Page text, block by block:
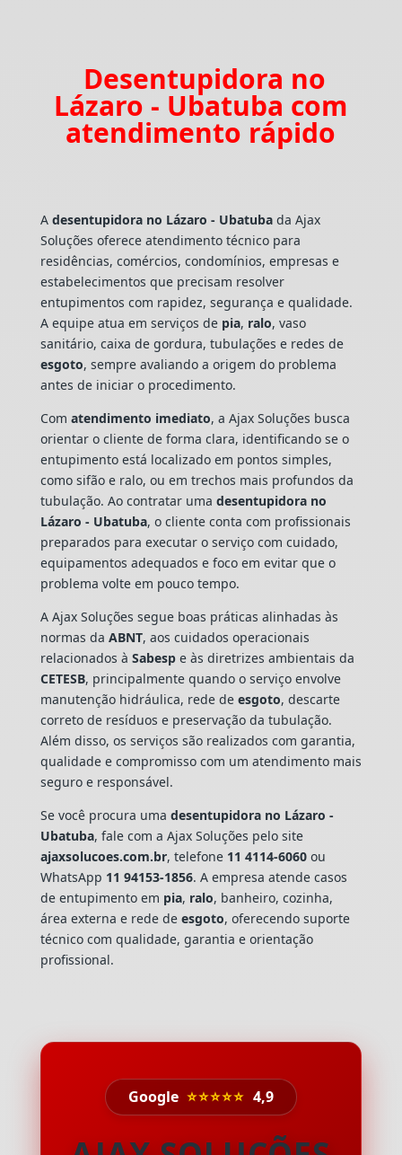
Desentupidora no
Lázaro - Ubatuba com
atendimento rápido
A desentupidora no Lázaro - Ubatubada Ajax
Soluções oferece atendimento técnico para
residências, comércios, condomínios, empresas e
estabelecimentos que precisam resolver
entupimentos com rapidez, segurança e qualidade.
A equipe atua em serviços de pia, ralo, vaso
sanitário, caixa de gordura, tubulações e redes de
esgoto, sempre avaliando a origem do problema
antes de iniciar o procedimento.
Com atendimento imediato, a Ajax Soluções busca
orientar o cliente de forma clara, identificando se o
entupimento está localizado em pontos simples,
como sifão e ralo, ou em trechos mais profundos da
tubulação. Ao contratar uma desentupidora no
Lázaro - Ubatuba, o cliente conta com profissionais
preparados para executar o serviço com cuidado,
equipamentos adequados e foco em evitar que o
problema volte em pouco tempo.
A Ajax Soluções segue boas práticas alinhadas às
normas da ABNT, aos cuidados operacionais
relacionados à Sabespe às diretrizes ambientais da
CETESB, principalmente quando o serviço envolve
manutenção hidráulica, rede de esgoto, descarte
correto de resíduos e preservação da tubulação.
Além disso, os serviços são realizados com garantia,
qualidade e compromisso com um atendimento mais
seguro e responsável.
Se você procura uma desentupidora no Lázaro -
Ubatuba, fale com a Ajax Soluções pelo site
ajaxsolucoes.com.br, telefone 11 4114-6060ou
WhatsApp 11 94153-1856. A empresa atende casos
de entupimento em pia, ralo, banheiro, cozinha,
área externa e rede de esgoto, oferecendo suporte
técnico com qualidade, garantia e orientação
profissional.
Google ⭐⭐⭐⭐⭐ 4,9